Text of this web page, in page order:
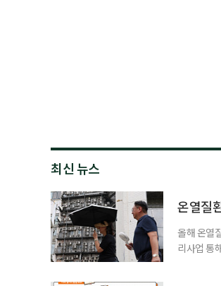
최신 뉴스
온열질
올해 온열
리사업 통